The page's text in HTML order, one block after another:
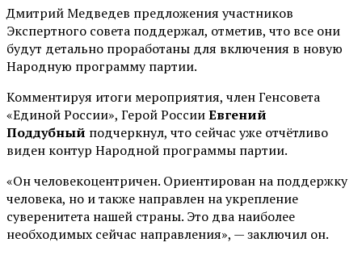
Дмитрий Медведев предложения участников
Экспертного совета поддержал, отметив, что все они
будут детально проработаны для включения в новую
Народную программу партии.
Комментируя итоги мероприятия, член Генсовета
«Единой России», Герой РоссииЕвгений
Поддубный подчеркнул, что сейчас уже отчётливо
виден контур Народной программы партии.
«Он человекоцентричен. Ориентирован на поддержку
человека, но и также направлен на укрепление
суверенитета нашей страны. Это два наиболее
необходимых сейчас направления», — заключил он.